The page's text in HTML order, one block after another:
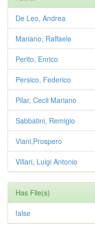
De Leo, Andrea
Mariano, Raffaele
Perito, Enrico
Persico, Federico
Pilar, Cecil Mariano
Sabbatini, Remigio
Viani,Prospero
Villari, Luigi Antonio
Has File(s)
false